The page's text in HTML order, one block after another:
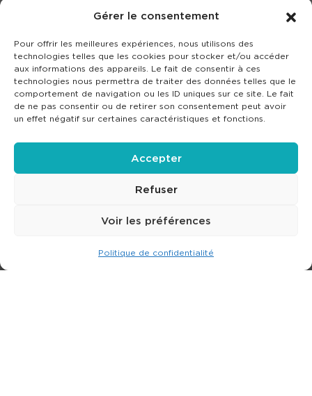
Gérer le consentement
Pour offrir les meilleures expériences, nous utilisons des
technologies telles que les cookies pour stocker et/ou accéder
aux informations des appareils. Le fait de consentir à ces
technologies nous permettra de traiter des données telles que le
comportement de navigation ou les ID uniques sur ce site. Le fait
de ne pas consentir ou de retirer son consentement peut avoir
un effet négatif sur certaines caractéristiques et fonctions.
Accepter
Refuser
Voir les préférences
Politique de confidentialité